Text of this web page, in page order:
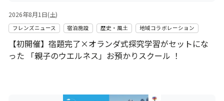
2026年8月1日(土)
フレンズニュース 宿泊施設 歴史・風土 地域コラボレーション
【初開催】宿題完了×オランダ式探究学習がセットにな
った 「親子のウエルネス」お預かりスクール ！